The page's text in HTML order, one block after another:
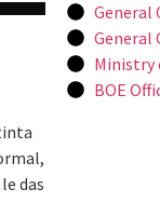
das
General
General
Ministry
BOE